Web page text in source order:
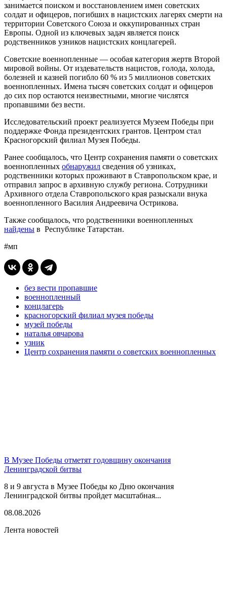
занимается поиском и восстановлением имен советских
солдат и офицеров, погибших в нацистских лагерях смерти на
территории Советского Союза и оккупированных стран
Европы. Одной из ключевых задач является поиск
родственников узников нацистских концлагерей.
Советские военнопленные — особая категория жертв Второй
мировой войны. От издевательств нацистов, голода, холода,
болезней и казней погибло 60 % из 5 миллионов советских
военнопленных. Имена тысяч советских солдат и офицеров
до сих пор остаются неизвестными, многие числятся
пропавшими без вести.
Исследовательский проект реализуется Музеем Победы при
поддержке Фонда президентских грантов. Центром стал
Красногорский филиал Музея Победы.
Ранее сообщалось, что Центр сохранения памяти о советских
военнопленных обнаружил сведения об узниках,
родственники которых проживают в Ставропольском крае, и
отправил запрос в архивную службу региона. Сотрудники
Архивного отдела Ставропольского края разыскали внука
военнопленного Василия Андреевича Острикова.
Также сообщалось, что родственники военнопленных
найдены в Республике Татарстан.
#мп
без вести пропавшие
военнопленный
концлагерь
красногорский филиал музея победы
музей победы
наталья овчарова
узник
Центр сохранения памяти о советских военнопленных
В Музее Победы отметят годовщину окончания
Ленинградской битвы
8 и 9 августа в Музее Победы ко Дню окончания
Ленинградской битвы пройдет масштабная...
08.08.2026
Лента новостей